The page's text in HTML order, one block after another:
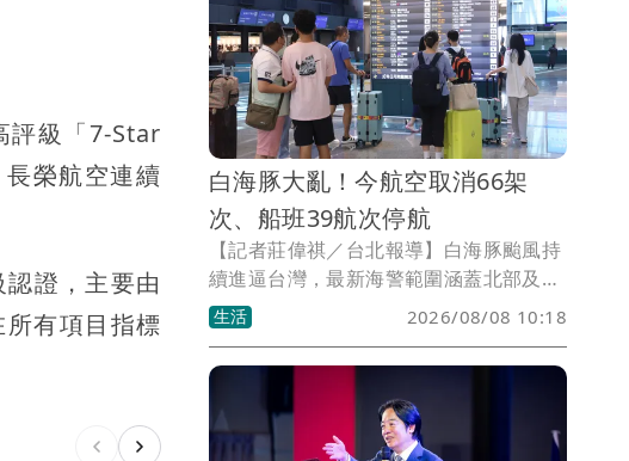
評級「7-Star
榮航空連續
證，主要由
有項目指標
白海豚大亂！今航空取消66架
次、船班39航次停航
【記者莊偉祺／台北報導】白海豚颱風持
續進逼台灣，最新海警範圍涵蓋北部及東
北部海面，今日海空交通都受到影響，包
含長榮、星宇全日停飛沖繩等，整體國內
外線共取消66架次，海運船班則有39航次
生活 2026/08/08 10:18